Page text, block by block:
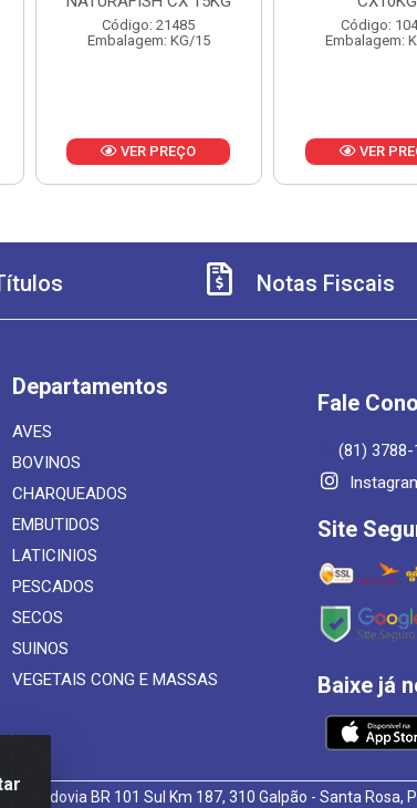
Código: 21485
Embalagem: KG/15
VER PREÇO
Código:
Embalagem:
VER
Notas Fiscais
Departamentos
AVES
BOVINOS
CHARQUEADOS
EMBUTIDOS
LATICINIOS
PESCADOS
SECOS
SUINOS
VEGETAIS CONG E MASSAS
Fale
(81) 3788-
Site
Baixe já
- Rodovia BR 101 Sul Km 187, 310 Galpão - Santa Rosa,